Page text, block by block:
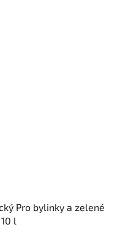
Pro bylinky a zelené
l